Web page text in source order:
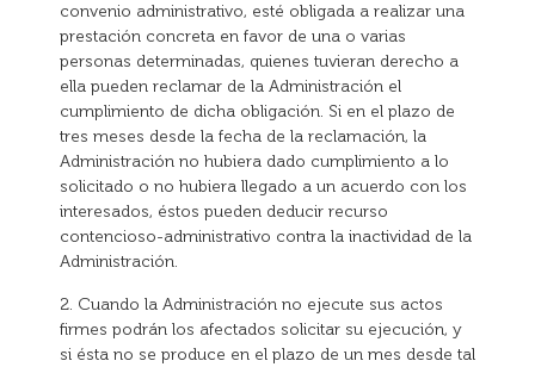
convenio administrativo, esté obligada a realizar una
prestación concreta en favor de una o varias
personas determinadas, quienes tuvieran derecho a
ella pueden reclamar de la Administración el
cumplimiento de dicha obligación. Si en el plazo de
tres meses desde la fecha de la reclamación, la
Administración no hubiera dado cumplimiento a lo
solicitado o no hubiera llegado a un acuerdo con los
interesados, éstos pueden deducir recurso
contencioso-administrativo contra la inactividad de la
Administración.
2. Cuando la Administración no ejecute sus actos
firmes podrán los afectados solicitar su ejecución, y
si ésta no se produce en el plazo de un mes desde tal